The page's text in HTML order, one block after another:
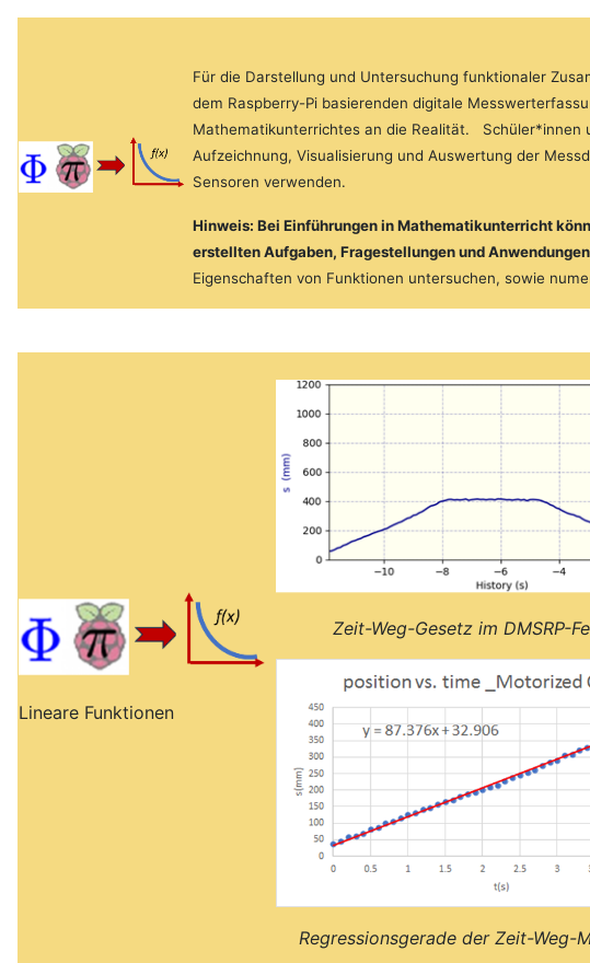
Für die Darstellung und Untersuchung funktionaler
dem Raspberry-Pi basierenden digitale
Mathematikunterrichtes an die Realität. Schüler*innen
Aufzeichnung, Visualisierung und Auswertung der
Sensoren verwenden.
Hinweis: Bei Einführungen in Mathematikunterricht
erstellten Aufgaben, Fragestellungen und
Eigenschaften von Funktionen untersuchen, sowie
Lineare Funktionen
Zeit-Weg-Gesetz im DMSRP-
Regressionsgerade der Zeit-Weg-